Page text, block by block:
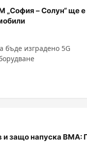
„Coфия – Coлyн“ ще е
бъдe изгpaдeнo 5G
и защо напуска ВМА: